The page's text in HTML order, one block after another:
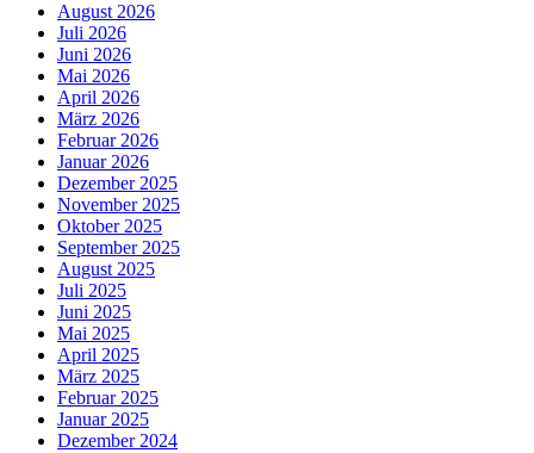
August 2026
Juli 2026
Juni 2026
Mai 2026
April 2026
März 2026
Februar 2026
Januar 2026
Dezember 2025
November 2025
Oktober 2025
September 2025
August 2025
Juli 2025
Juni 2025
Mai 2025
April 2025
März 2025
Februar 2025
Januar 2025
Dezember 2024